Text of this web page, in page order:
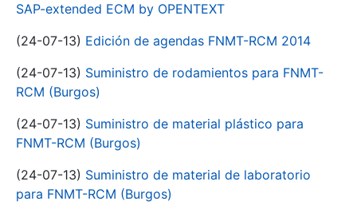
SAP-extended ECM by OPENTEXT
(24-07-13) Edición de agendas FNMT-RCM 2014
(24-07-13) Suministro de rodamientos para FNMT-
RCM (Burgos)
(24-07-13) Suministro de material plástico para
FNMT-RCM (Burgos)
(24-07-13) Suministro de material de laboratorio
para FNMT-RCM (Burgos)